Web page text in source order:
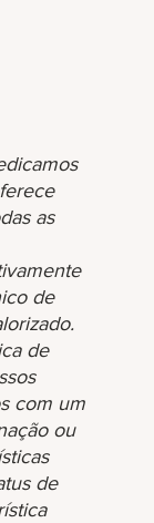
as
de
de
com um
ou
de